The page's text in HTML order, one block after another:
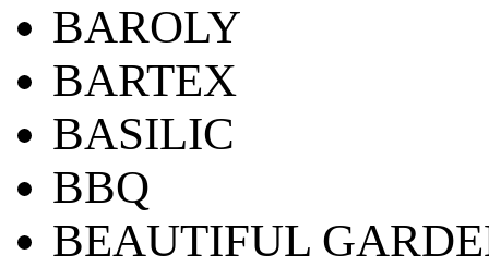
BAROLY
BARTEX
BASILIC
BBQ
BEAUTIFUL